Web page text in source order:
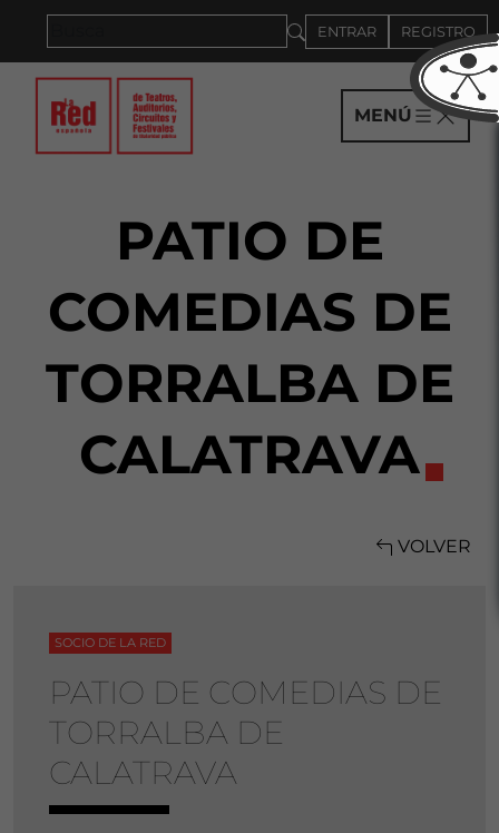
ENTRAR REGISTRO
MENÚ
PATIO DE
COMEDIAS DE
TORRALBA DE
CALATRAVA
VOLVER
SOCIO DE LA RED
PATIO DE COMEDIAS DE
TORRALBA DE
CALATRAVA